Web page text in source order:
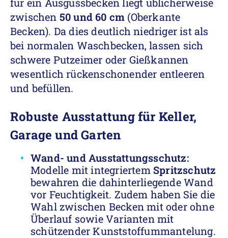
zwischen 50 und 60 cm (Oberkante
Becken). Da dies deutlich niedriger ist als
bei normalen Waschbecken, lassen sich
schwere Putzeimer oder Gießkannen
wesentlich rückenschonender entleeren
und befüllen.
Robuste Ausstattung für Keller,
Garage und Garten
Wand- und Ausstattungsschutz:
Modelle mit integriertem Spritzschutz
bewahren die dahinterliegende Wand
vor Feuchtigkeit. Zudem haben Sie die
Wahl zwischen Becken mit oder ohne
Überlauf sowie Varianten mit
schützender Kunststoffummantelung.